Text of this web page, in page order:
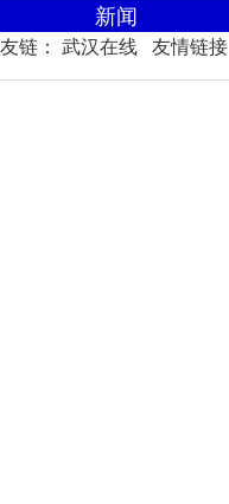
新闻
友链： 武汉在线 友情链接